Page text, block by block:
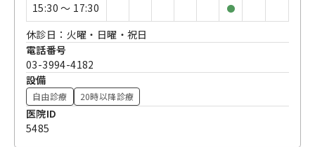
15:30 〜 17:30 ●
休診日：火曜・日曜・祝日
電話番号
03-3994-4182
設備
自由診療 20時以降診療
医院ID
5485